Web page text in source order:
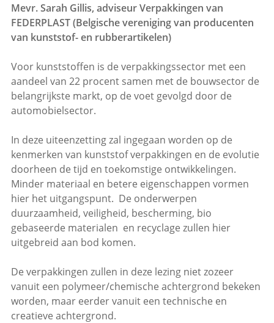
Mevr. Sarah Gillis, adviseur Verpakkingen van
FEDERPLAST (Belgische vereniging van producenten
van kunststof- en rubberartikelen)
Voor kunststoffen is de verpakkingssector met een
aandeel van 22 procent samen met de bouwsector de
belangrijkste markt, op de voet gevolgd door de
automobielsector.
In deze uiteenzetting zal ingegaan worden op de
kenmerken van kunststof verpakkingen en de evolutie
doorheen de tijd en toekomstige ontwikkelingen.
Minder materiaal en betere eigenschappen vormen
hier het uitgangspunt. De onderwerpen
duurzaamheid, veiligheid, bescherming, bio
gebaseerde materialen en recyclage zullen hier
uitgebreid aan bod komen.
De verpakkingen zullen in deze lezing niet zozeer
vanuit een polymeer/chemische achtergrond bekeken
worden, maar eerder vanuit een technische en
creatieve achtergrond.